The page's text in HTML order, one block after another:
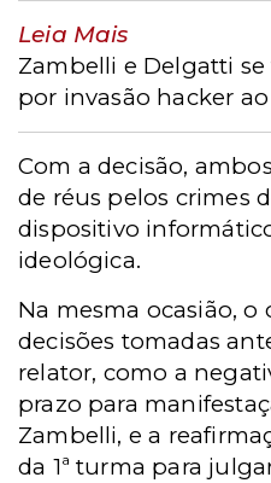
Leia Mais
Zambelli e Delgatti
por invasão hacker ao
Com a decisão,
de réus pelos crimes
dispositivo
ideológica.
Na mesma ocasião,
decisões tomadas
relator, como a
prazo para
Zambelli, e a
da 1ª turma para